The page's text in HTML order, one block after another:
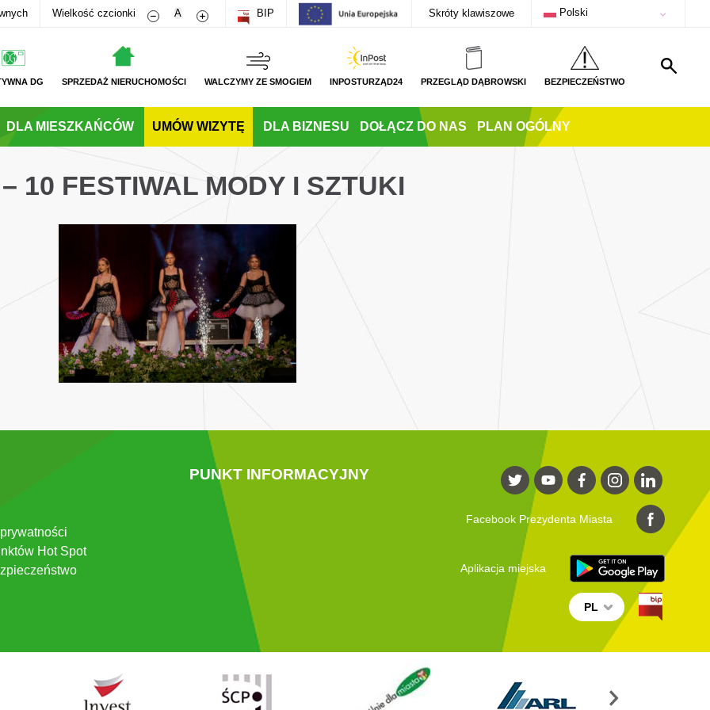
Wielkość czcionki Zmniejsz rozmiar czcionki
A Zwiększ rozmiar czcionki
BIP Skróty klawiszowe Polski
DG SPRZEDAŻ NIERUCHOMOŚCI WALCZYMY ZE SMOGIEM INPOSTURZĄD24 PRZEGLĄD DĄBROWSKI BEZPIECZEŃSTWO
DLA MIESZKAŃCÓW UMÓW WIZYTĘ DLA BIZNESU DOŁĄCZ DO NAS PLAN OGÓLNY
10 FESTIWAL MODY I SZTUKI
Hot Spot
PUNKT INFORMACYJNY
Facebook Prezydenta Miasta
Aplikacja miejska
PL